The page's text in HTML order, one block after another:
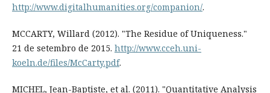
http://www.digitalhumanities.org/companion/.
MCCARTY, Willard (2012). "The Residue of Uniqueness."
21 de setembro de 2015. http://www.cceh.uni-
koeln.de/files/McCarty.pdf.
MICHEL, Jean-Baptiste, et al. (2011). "Quantitative Analysis